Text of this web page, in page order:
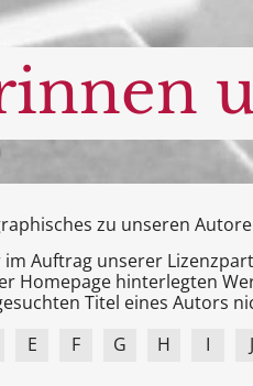
zu unseren
im Auftrag unserer
Homepage hinterlegten
Titel eines Autors
E F G H I J